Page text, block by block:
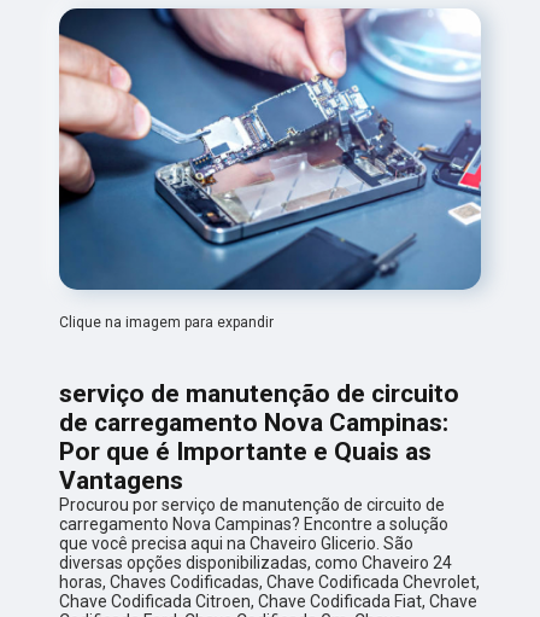
Clique na imagem para expandir
serviço de manutenção de circuito
de carregamento Nova Campinas:
Por que é Importante e Quais as
Vantagens
Procurou por serviço de manutenção de circuito de
carregamento Nova Campinas? Encontre a solução
que você precisa aqui na Chaveiro Glicerio. São
diversas opções disponibilizadas, como Chaveiro 24
horas, Chaves Codificadas, Chave Codificada Chevrolet,
Chave Codificada Citroen, Chave Codificada Fiat, Chave